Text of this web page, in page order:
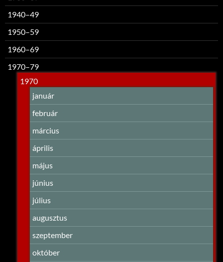
1940–49
1950–59
1960–69
1970–79
1970
január
február
március
április
május
június
július
augusztus
szeptember
október